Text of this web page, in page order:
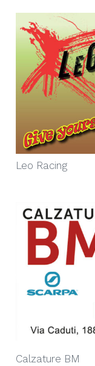
Leo Racing
Calzature BM